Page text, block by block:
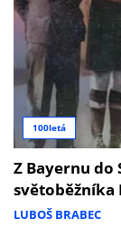
100letá
Z Bayernu do
světoběžníka
LUBOŠ BRABEC